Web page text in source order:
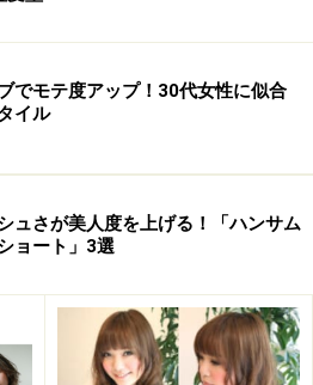
ニンパープルで個性的に
でモテ度アップ！30代女性に似合
イル
ュさが美人度を上げる！「ハンサム
ョート」3選